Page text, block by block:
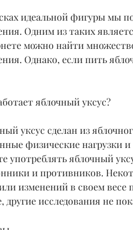
идеальной фигуры мы
Одним из таких
можно найти
Однако, если пить
яблочный уксус?
уксус сделан из
физические нагрузки
употреблять яблочный
и противников.
изменений в своем весе
другие исследования не